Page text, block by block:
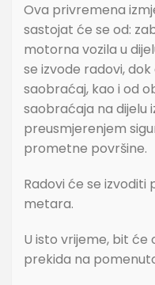
Ova privremena
sastojat će se od:
motorna vozila u
se izvode radovi,
saobraćaj, kao i od
saobraćaja na dijelu
preusmjerenjem
prometne površine.
Radovi će se izvoditi
metara.
U isto vrijeme, bit
prekida na